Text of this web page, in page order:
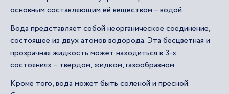
основным составляющим её веществом – водой.
Вода представляет собой неорганическое соединение,
состоящее из двух атомов водорода. Эта бесцветная и
прозрачная жидкость может находиться в 3-х
состояниях – твердом, жидком, газообразном.
Кроме того, вода может быть соленой и пресной.